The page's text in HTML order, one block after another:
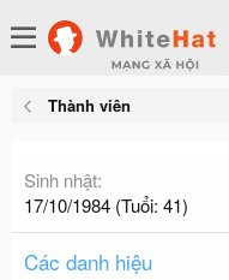
Thành viên
Sinh nhật
17/10/1984 (Tuổi: 41)
Các danh hiệu